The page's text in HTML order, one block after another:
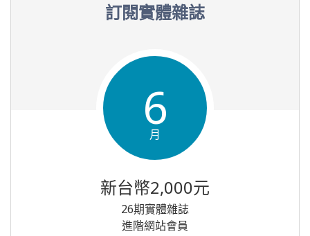
訂閱實體雜誌
6
月
新台幣2,000元
26期實體雜誌
進階網站會員